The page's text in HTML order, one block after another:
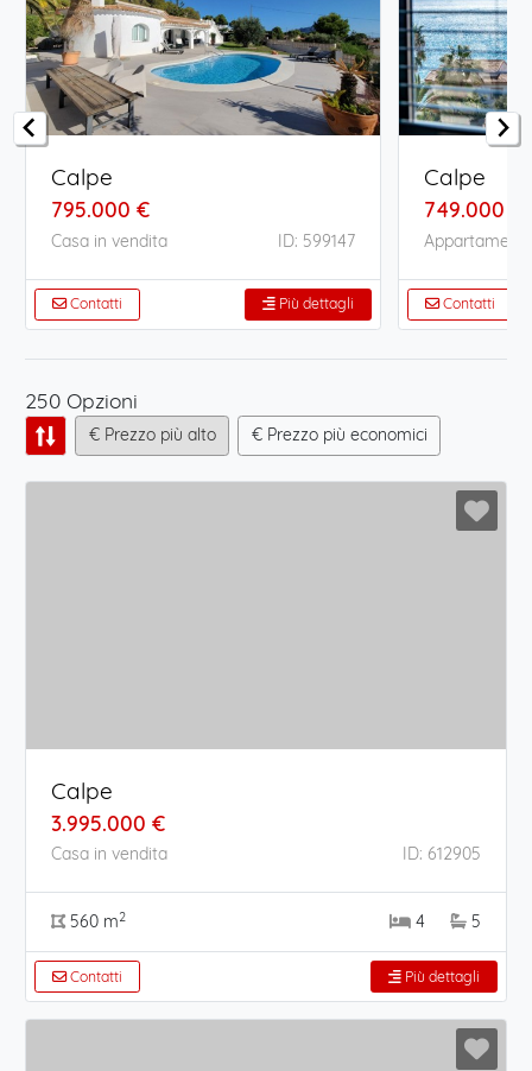
Calpe
795.000 €
Casa in vendita ID: 599147
Contatti Più dettagli
Calpe
749.000 €
Contatti
250 Opzioni
€ Prezzo più alto € Prezzo più economici
Calpe
3.995.000 €
Casa in vendita ID: 612905
560 m2 4 5
Contatti Più dettagli